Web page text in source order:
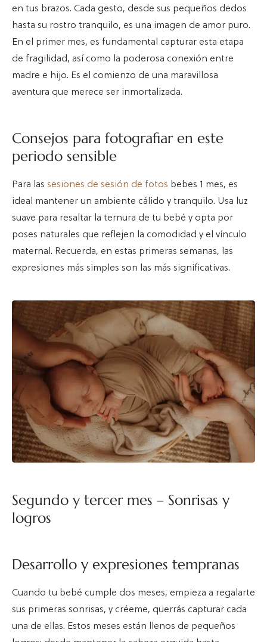
en tus brazos. Cada gesto, desde sus pequeños dedos
hasta su rostro tranquilo, es una imagen de amor puro.
En el primer mes, es fundamental capturar esta etapa
de fragilidad, así como la poderosa conexión entre
madre e hijo. Es el comienzo de una maravillosa
aventura que merece ser inmortalizada.
Consejos para fotografiar en este
periodo sensible
Para las sesiones de sesión de fotos bebes 1 mes, es
ideal mantener un ambiente cálido y tranquilo. Usa luz
suave para resaltar la ternura de tu bebé y opta por
poses naturales que reflejen la comodidad y el vínculo
maternal. Recuerda, en estas primeras semanas, las
expresiones más simples son las más significativas.
Segundo y tercer mes – Sonrisas y
logros
Desarrollo y expresiones tempranas
Cuando tu bebé cumple dos meses, empieza a regalarte
sus primeras sonrisas, y créeme, querrás capturar cada
una de ellas. Estos meses están llenos de pequeños